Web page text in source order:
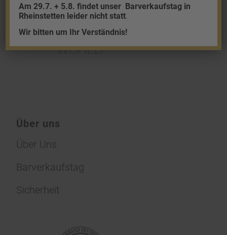
Über uns
Über Uns
Barverkaufstag
Sicherheit
Am 29.7. + 5.8. findet unser Barverkaufstag in
Rheinstetten leider nicht statt
Wir bitten um Ihr Verständnis!